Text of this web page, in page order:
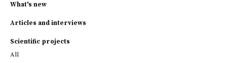
What's new
Articles and interviews
Scientific projects
All